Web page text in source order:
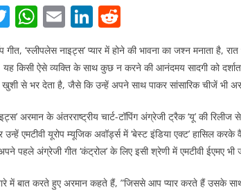
T
w
itt
er
W
h
at
s
A
p
p
E
ai
l
Li
n
k
e
dI
n
e
d
di
t
गीत, ‘स्लीपलेस नाइट्स’ प्यार में होने की भावना का जश्न मनाता है,
यह किसी ऐसे व्यक्ति के साथ कुछ न करने की आनंदमय सादगी को
खुशी से भर देता है, जैसे कि उन्हें अपने साथ पाकर सांसारिक चीजें भी
अरमान के अंतरराष्ट्रीय चार्ट-टॉपिंग अंग्रेजी ट्रैक ‘यू’ की
उन्हें एमटीवी यूरोप म्यूजिक अवॉर्ड्स में ‘बेस्ट इंडिया एक्ट’ हासिल
पहले अंग्रेजी गीत ‘कंट्रोल’ के लिए इसी श्रेणी में एमटीवी ईएमए भी
में बात करते हुए अरमान कहते हैं, ”जिससे आप प्यार करते हैं उसके